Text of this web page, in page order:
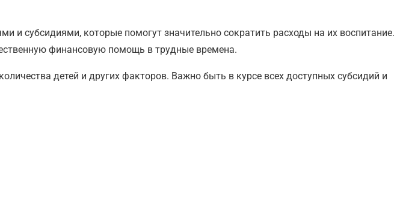
и субсидиями, которые помогут значительно сократить расходы на их воспитание.
финансовую помощь в трудные времена.
детей и других факторов. Важно быть в курсе всех доступных субсидий и